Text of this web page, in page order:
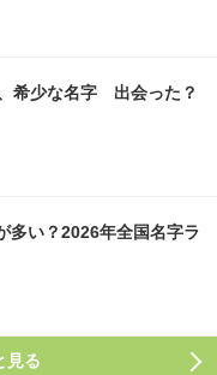
希少な名字 出会った？
多い？2026年全国名字ラ
見る